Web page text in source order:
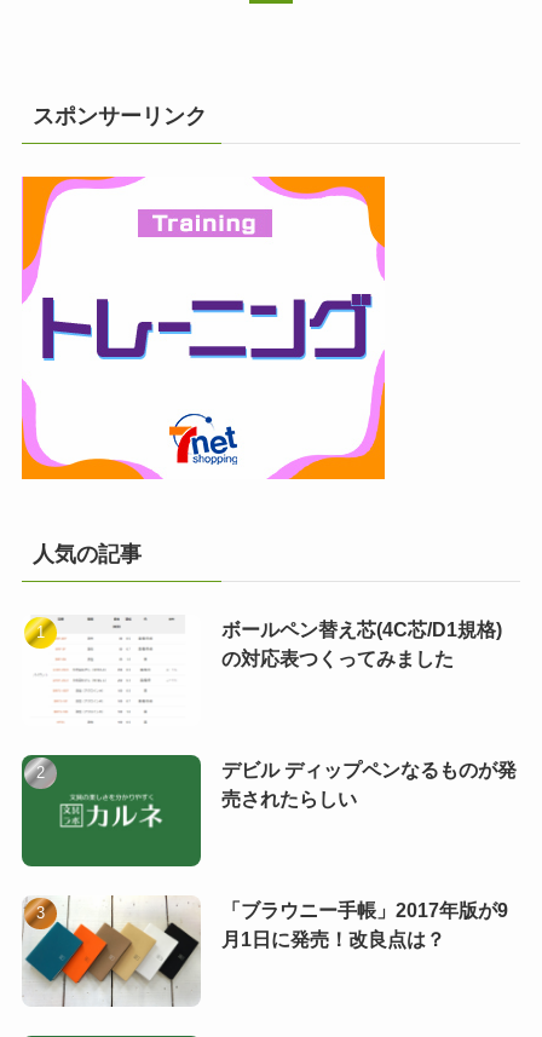
スポンサーリンク
人気の記事
ボールペン替え芯(4C芯/D1規格)
の対応表つくってみました
デビル ディップペンなるものが発
売されたらしい
「ブラウニー手帳」2017年版が9
月1日に発売！改良点は？